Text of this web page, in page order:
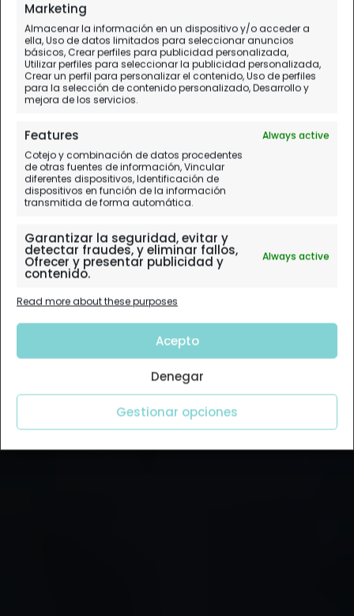
Marketing
Almacenar la información en un dispositivo y/o acceder a
ella, Uso de datos limitados para seleccionar anuncios
básicos, Crear perfiles para publicidad personalizada,
Utilizar perfiles para seleccionar la publicidad personalizada,
Crear un perfil para personalizar el contenido, Uso de perfiles
para la selección de contenido personalizado, Desarrollo y
mejora de los servicios.
Features
Always active
Cotejo y combinación de datos procedentes
de otras fuentes de información, Vincular
diferentes dispositivos, Identificación de
dispositivos en función de la información
transmitida de forma automática.
Garantizar la seguridad, evitar y
detectar fraudes, y eliminar fallos,
Ofrecer y presentar publicidad y
contenido.
Always active
Read more about these purposes
Acepto
Denegar
Gestionar opciones